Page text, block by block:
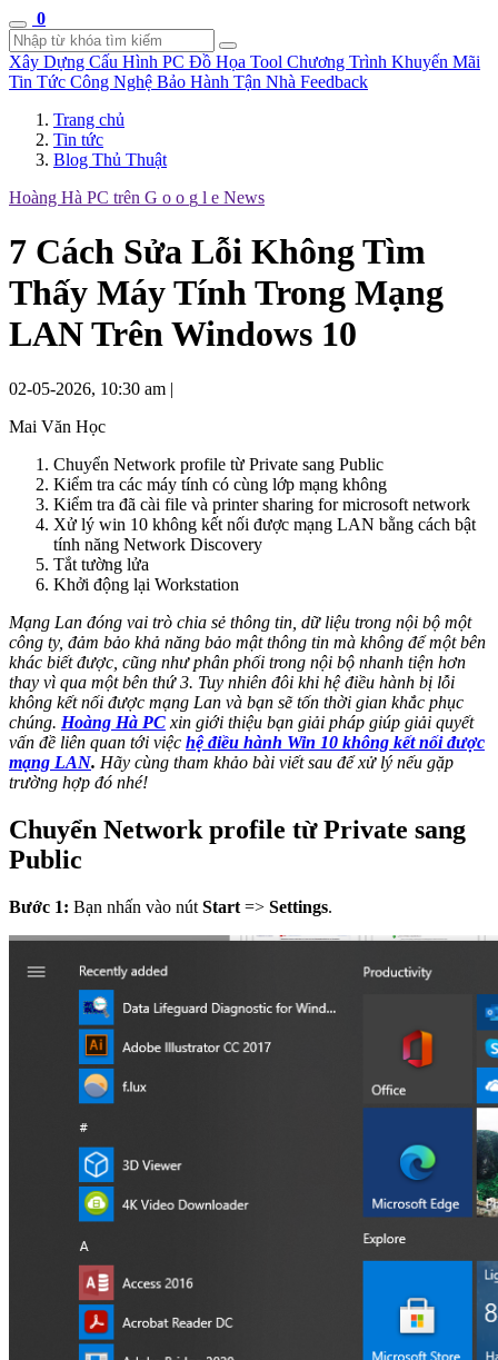
0
Xây Dựng Cấu Hình PC Đồ Họa Tool Chương Trình Khuyến Mãi
Tin Tức Công Nghệ Bảo Hành Tận Nhà Feedback
Trang chủ
Tin tức
Blog Thủ Thuật
Hoàng Hà PC trên G o o g l e News
7 Cách Sửa Lỗi Không Tìm
Thấy Máy Tính Trong Mạng
LAN Trên Windows 10
02-05-2026, 10:30 am |
Mai Văn Học
Chuyển Network profile từ Private sang Public
Kiểm tra các máy tính có cùng lớp mạng không
Kiểm tra đã cài file và printer sharing for microsoft network
Xử lý win 10 không kết nối được mạng LAN bằng cách bật
tính năng Network Discovery
Tắt tường lửa
Khởi động lại Workstation
Mạng Lan đóng vai trò chia sẻ thông tin, dữ liệu trong nội bộ một
công ty, đảm bảo khả năng bảo mật thông tin mà không để một bên
khác biết được, cũng như phân phối trong nội bộ nhanh tiện hơn
thay vì qua một bên thứ 3. Tuy nhiên đôi khi hệ điều hành bị lỗi
không kết nối được mạng Lan và bạn sẽ tốn thời gian khắc phục
chúng. Hoàng Hà PC xin giới thiệu bạn giải pháp giúp giải quyết
vấn đề liên quan tới việc hệ điều hành Win 10 không kết nối được
mạng LAN. Hãy cùng tham khảo bài viết sau để xử lý nếu gặp
trường hợp đó nhé!
Chuyển Network profile từ Private sang
Public
Bước 1: Bạn nhấn vào nút Start => Settings.